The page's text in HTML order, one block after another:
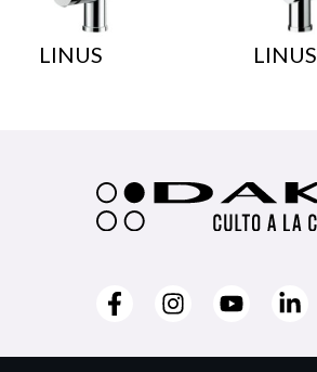
LINUS LINUS